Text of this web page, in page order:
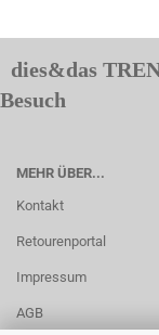
dies&das
Besuch
MEHR ÜBER...
Kontakt
Retourenportal
Impressum
AGB